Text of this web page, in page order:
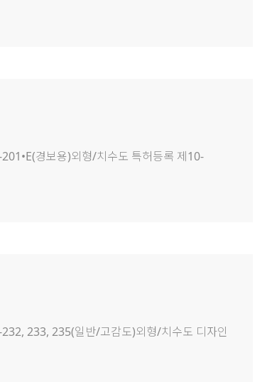
경보용)외형/치수도 특허등록 제10-
233, 235(일반/고감도)외형/치수도 디자인